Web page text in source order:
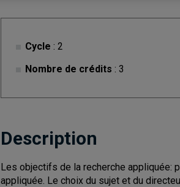
Cycle : 2
Nombre de crédits : 3
Description
Les objectifs de la recherche appliquée:
appliquée. Le choix du sujet et du